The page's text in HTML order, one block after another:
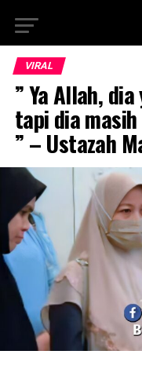
VIRAL
” Ya Allah,
tapi dia
” – Ustazah